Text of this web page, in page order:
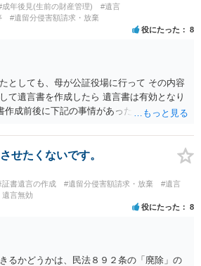
成年後見(生前の財産管理)
#遺言
#遺留分侵害額請求・放棄
役にたった 8
としても、母が公証役場に行って その内容
て遺言書を作成したら 遺言書は有効となり
作成前後に下記の事情があったことが証明で
からの第一声は「ここにいたら殺される」
男に聞くと「面会は出来ない。俺は携帯電
っている」「母の話は聞かなくて良い」と
の電話でも「食事に毒が入っている」「体
」等、おかしかったです。 当時の診療記
記録を取得して 弁護士に面談で相談された
せたくないです。
証書遺言の作成 #遺留分侵害額請求・放棄
#遺言
言無効
役にたった 8
るかどうかは、民法８９２条の「廃除」の